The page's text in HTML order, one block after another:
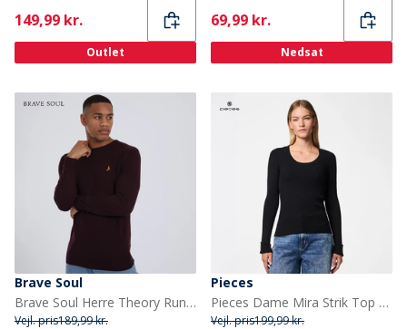
Current
149,99 kr.
Outlet
Current
69,99 kr.
Nedsat
Brave Soul
Brave Soul Herre Theory Rundhals Trøje Blodrød
Vejl. pris189,99 kr.
Pieces
Pieces Dame Mira Strik Top Sort
Vejl. pris199,99 kr.